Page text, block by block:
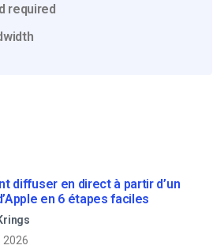
required
diffuser en direct à partir d’un
en 6 étapes faciles
2026